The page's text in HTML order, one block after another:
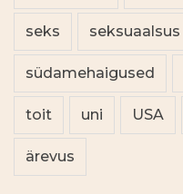
seks seksuaalsus
südamehaigused
toit uni USA
ärevus